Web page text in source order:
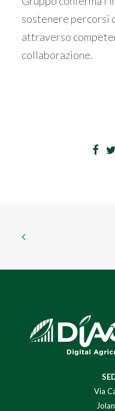
sostenere percorsi
attraverso
collaborazione.
Via